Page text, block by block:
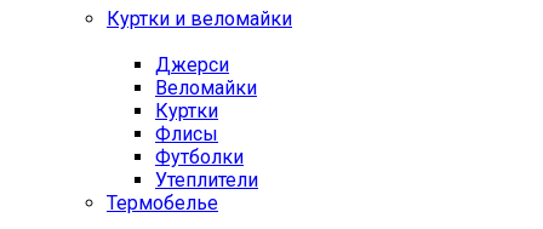
Куртки и веломайки
Джерси
Веломайки
Куртки
Флисы
Футболки
Утеплители
Термобелье